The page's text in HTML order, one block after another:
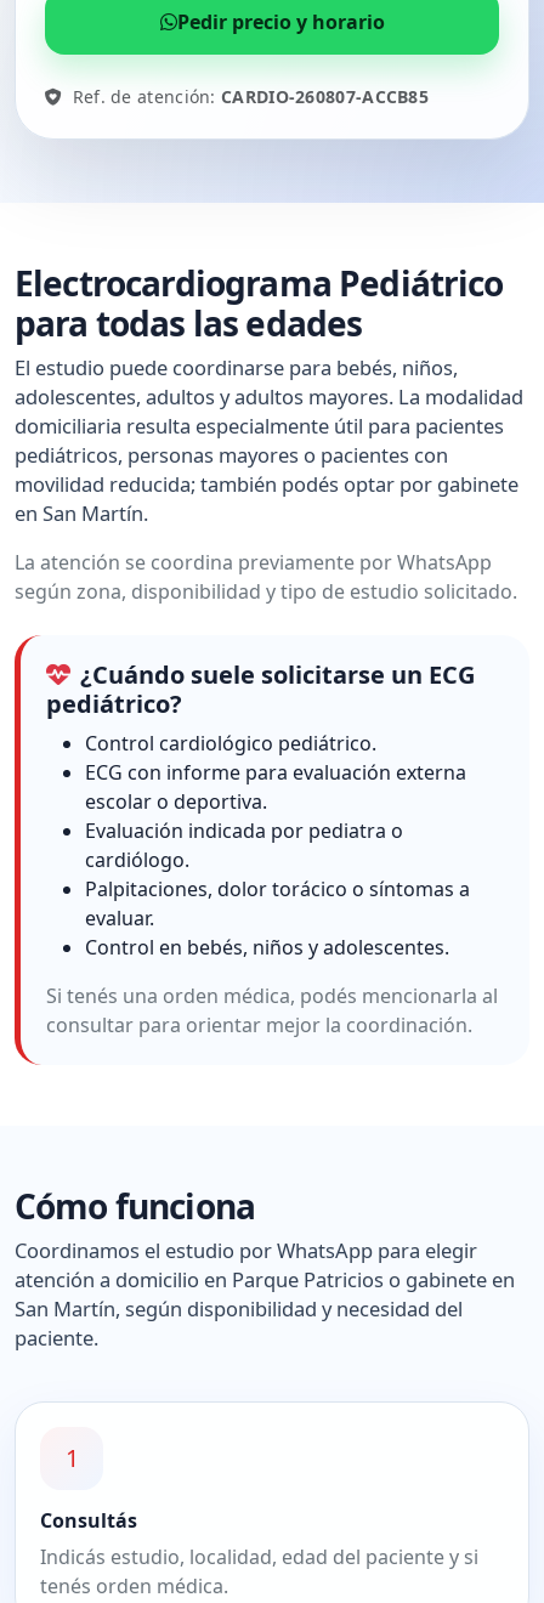
Pedir precio y horario
Ref. de atención:CARDIO-260807-ACCB85
Electrocardiograma Pediátrico
para todas las edades
El estudio puede coordinarse para bebés, niños,
adolescentes, adultos y adultos mayores. La modalidad
domiciliaria resulta especialmente útil para pacientes
pediátricos, personas mayores o pacientes con
movilidad reducida; también podés optar por gabinete
en San Martín.
La atención se coordina previamente por WhatsApp
según zona, disponibilidad y tipo de estudio solicitado.
¿Cuándo suele solicitarse un ECG
pediátrico?
Control cardiológico pediátrico.
ECG con informe para evaluación externa
escolar o deportiva.
Evaluación indicada por pediatra o
cardiólogo.
Palpitaciones, dolor torácico o síntomas a
evaluar.
Control en bebés, niños y adolescentes.
Si tenés una orden médica, podés mencionarla al
consultar para orientar mejor la coordinación.
Cómo funciona
Coordinamos el estudio por WhatsApp para elegir
atención a domicilio en Parque Patricios o gabinete en
San Martín, según disponibilidad y necesidad del
paciente.
1
Consultás
Indicás estudio, localidad, edad del paciente y si
tenés orden médica.